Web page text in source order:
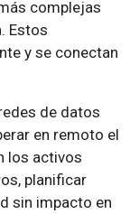
complejas
Estos
y se conectan
de datos
en remoto el
los activos
planificar
sin impacto en